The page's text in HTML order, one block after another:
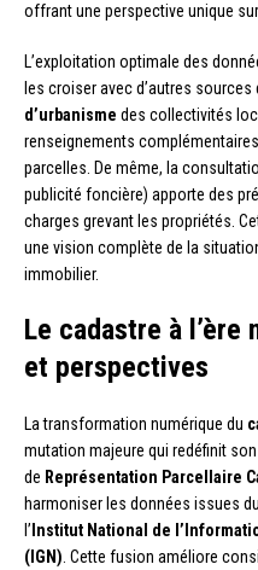
offrant une perspective unique
L’exploitation optimale des
les croiser avec d’autres sources
d’urbanisme des collectivités
renseignements
parcelles. De même, la
publicité foncière) apporte des
charges grevant les propriétés.
une vision complète de la
immobilier.
Le cadastre à l’ère
et perspectives
La transformation numérique du
mutation majeure qui redéfinit
de Représentation Parcellaire
harmoniser les données issues
l’ Institut National de
(IGN). Cette fusion améliore